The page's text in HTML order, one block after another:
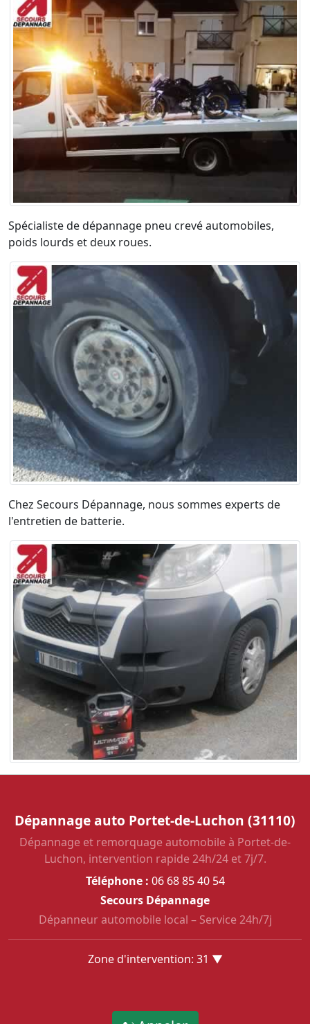
Spécialiste de dépannage pneu crevé automobiles,
poids lourds et deux roues.
Chez Secours Dépannage, nous sommes experts de
l'entretien de batterie.
Dépannage auto Portet-de-Luchon (31110)
Dépannage et remorquage automobile à Portet-de-
Luchon, intervention rapide 24h/24 et 7j/7.
Téléphone : 06 68 85 40 54
Secours Dépannage
Dépanneur automobile local – Service 24h/7j
Zone d'intervention: 31 ▼